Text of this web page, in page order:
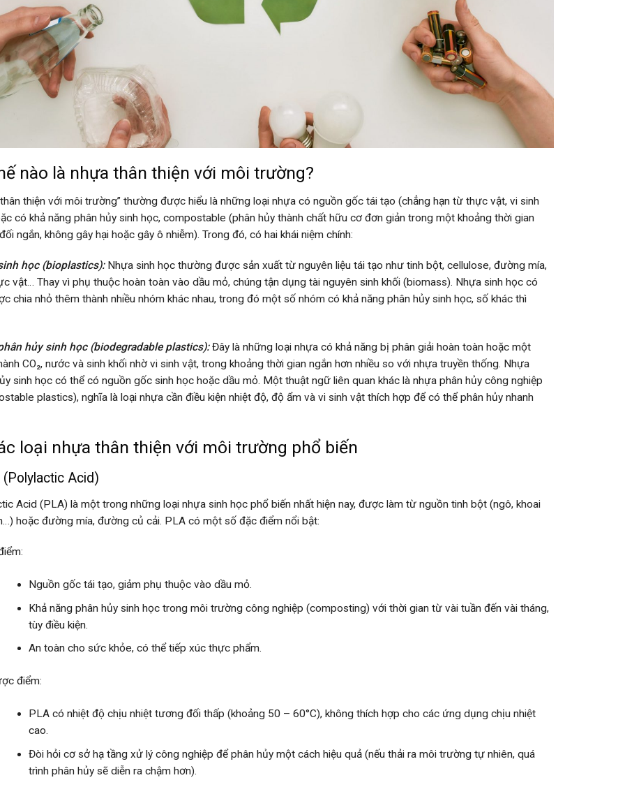
nào là nhựa thân thiện với môi trường?
thiện với môi trường” thường được hiểu là những loại nhựa có nguồn gốc tái tạo (chẳng hạn từ thực vật, vi sinh
có khả năng phân hủy sinh học, compostable (phân hủy thành chất hữu cơ đơn giản trong một khoảng thời gian
ngắn, không gây hại hoặc gây ô nhiễm). Trong đó, có hai khái niệm chính:
học (bioplastics):Nhựa sinh học thường được sản xuất từ nguyên liệu tái tạo như tinh bột, cellulose, đường mía,
vật… Thay vì phụ thuộc hoàn toàn vào dầu mỏ, chúng tận dụng tài nguyên sinh khối (biomass). Nhựa sinh học có
chia nhỏ thêm thành nhiều nhóm khác nhau, trong đó một số nhóm có khả năng phân hủy sinh học, số khác thì
hủy sinh học (biodegradable plastics):Đây là những loại nhựa có khả năng bị phân giải hoàn toàn hoặc một
CO₂, nước và sinh khối nhờ vi sinh vật, trong khoảng thời gian ngắn hơn nhiều so với nhựa truyền thống. Nhựa
sinh học có thể có nguồn gốc sinh học hoặc dầu mỏ. Một thuật ngữ liên quan khác là nhựa phân hủy công nghiệp
plastics), nghĩa là loại nhựa cần điều kiện nhiệt độ, độ ẩm và vi sinh vật thích hợp để có thể phân hủy nhanh
loại nhựa thân thiện với môi trường phổ biến
Acid)
Acid (PLA) là một trong những loại nhựa sinh học phổ biến nhất hiện nay, được làm từ nguồn tinh bột (ngô, khoai
hoặc đường mía, đường củ cải. PLA có một số đặc điểm nổi bật:
Nguồn gốc tái tạo, giảm phụ thuộc vào dầu mỏ.
Khả năng phân hủy sinh học trong môi trường công nghiệp (composting) với thời gian từ vài tuần đến vài tháng,
tùy điều kiện.
An toàn cho sức khỏe, có thể tiếp xúc thực phẩm.
điểm:
PLA có nhiệt độ chịu nhiệt tương đối thấp (khoảng 50 – 60°C), không thích hợp cho các ứng dụng chịu nhiệt
cao.
Đòi hỏi cơ sở hạ tầng xử lý công nghiệp để phân hủy một cách hiệu quả (nếu thải ra môi trường tự nhiên, quá
trình phân hủy sẽ diễn ra chậm hơn).